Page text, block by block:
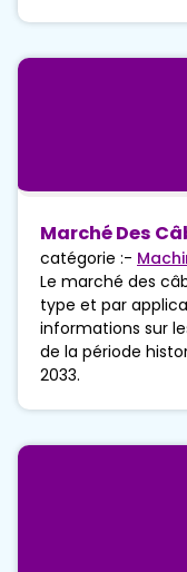
Marché Des
catégorie :-
Le marché des
type et par
informations sur
de la période
2033.